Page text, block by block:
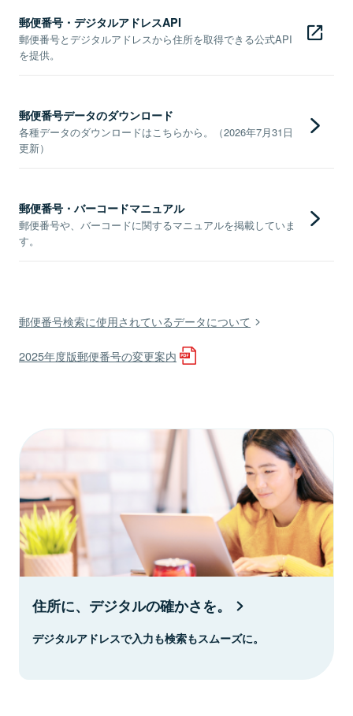
郵便番号・デジタルアドレスAPI
郵便番号とデジタルアドレスから住所を取得できる公式API
を提供。
郵便番号データのダウンロード
各種データのダウンロードはこちらから。（2026年7月31日
更新）
郵便番号・バーコードマニュアル
郵便番号や、バーコードに関するマニュアルを掲載していま
す。
郵便番号検索に使用されているデータについて
2025年度版郵便番号の変更案内
住所に、デジタルの確かさを。
デジタルアドレスで入力も検索もスムーズに。